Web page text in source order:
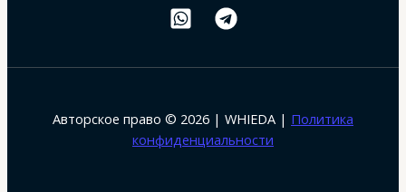
Авторское право © 2026 | WHIEDA | Политика
конфиденциальности